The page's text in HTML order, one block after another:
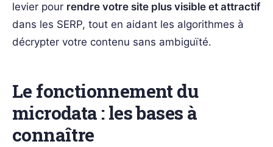
levier pour rendre votre site plus visible et attractif
dans les SERP, tout en aidant les algorithmes à
décrypter votre contenu sans ambiguïté.
Le fonctionnement du
microdata : les bases à
connaître